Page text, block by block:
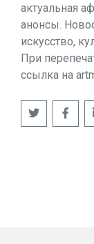
актуальная
анонсы.
искусство,
При
ссылка на